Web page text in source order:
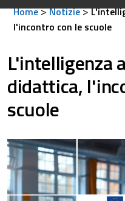
Home>Notizie>
l'incontro con le scuole
L'intelligenza
didattica,
scuole